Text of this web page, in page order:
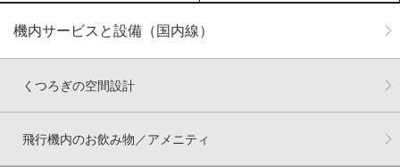
機内サービスと設備（国内線）
くつろぎの空間設計
飛行機内のお飲み物／アメニティ